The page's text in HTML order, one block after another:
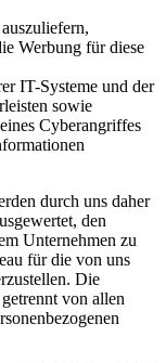
Werbung für diese
IT-Systeme und der
sowie
Cyberangriffes
durch uns daher
den
Unternehmen zu
für die von uns
Die
von allen